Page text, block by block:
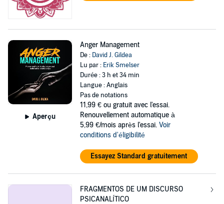
Aperçu
Anger Management
De : David J. Gildea
Lu par : Erik Smelser
Durée : 3 h et 34 min
Langue : Anglais
Pas de notations
11,99 € ou gratuit avec l'essai.
Renouvellement automatique à
5,99 €/mois après l'essai. Voir
conditions d'éligibilité
Essayez Standard gratuitement
FRAGMENTOS DE UM DISCURSO
PSICANALÍTICO